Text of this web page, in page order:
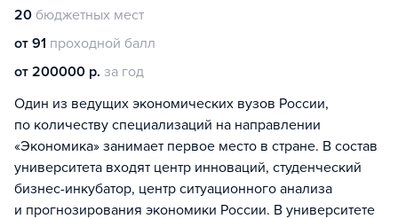
20 бюджетных мест
от 91 проходной балл
от 200000 р. за год
Один из ведущих экономических вузов России,
по количеству специализаций на направлении
«Экономика» занимает первое место в стране. В состав
университета входят центр инноваций, студенческий
бизнес-инкубатор, центр ситуационного анализа
и прогнозирования экономики России. В университете